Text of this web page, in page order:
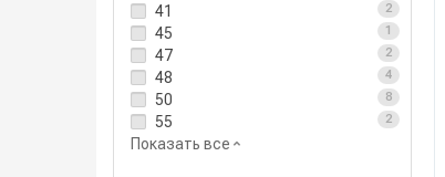
41 2
45 1
47 2
48 4
50 8
55 2
Показать все